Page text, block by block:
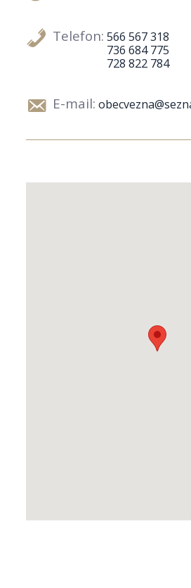
Telefon: 566 567 318
736 684 775
728 822 784
E-mail: